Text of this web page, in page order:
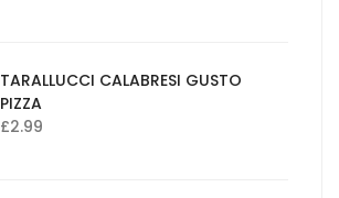
TARALLUCCI CALABRESI GUSTO
PIZZA
£2.99